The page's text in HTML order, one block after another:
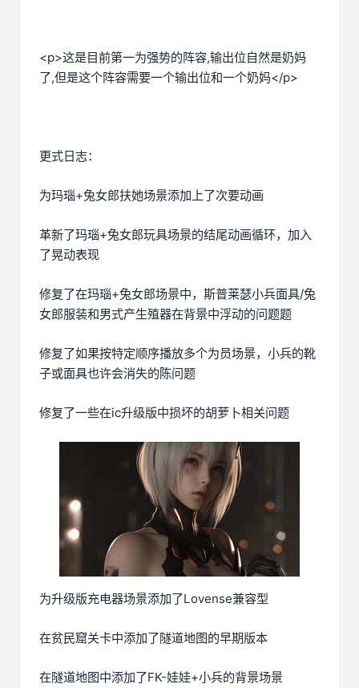
<p>这是目前第一为强势的阵容,输出位自然是奶妈
了,但是这个阵容需要一个输出位和一个奶妈</p>
更式日志：
为玛瑙+兔女郎扶她场景添加上了次要动画
革新了玛瑙+兔女郎玩具场景的结尾动画循环，加入
了晃动表现
修复了在玛瑙+兔女郎场景中，斯普莱瑟小兵面具/兔
女郎服装和男式产生殖器在背景中浮动的问题题
修复了如果按特定顺序播放多个为员场景，小兵的靴
子或面具也许会消失的陈问题
修复了一些在ic升级版中损坏的胡萝卜相关问题
为升级版充电器场景添加了Lovense兼容型
在贫民窟关卡中添加了隧道地图的早期版本
在隧道地图中添加了FK-娃娃+小兵的背景场景